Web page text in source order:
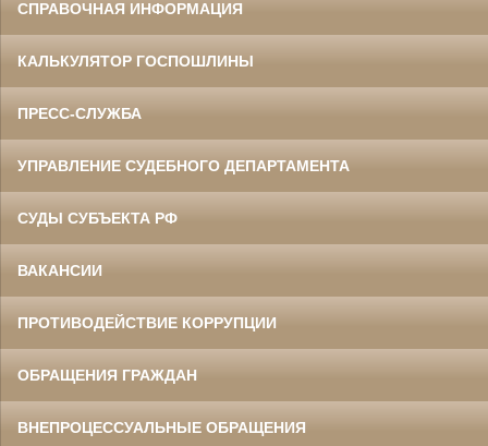
СПРАВОЧНАЯ ИНФОРМАЦИЯ
КАЛЬКУЛЯТОР ГОСПОШЛИНЫ
ПРЕСС-СЛУЖБА
УПРАВЛЕНИЕ СУДЕБНОГО ДЕПАРТАМЕНТА
СУДЫ СУБЪЕКТА РФ
ВАКАНСИИ
ПРОТИВОДЕЙСТВИЕ КОРРУПЦИИ
ОБРАЩЕНИЯ ГРАЖДАН
ВНЕПРОЦЕССУАЛЬНЫЕ ОБРАЩЕНИЯ